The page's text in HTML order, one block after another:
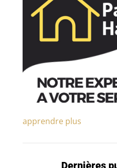
apprendre plus
Dernières